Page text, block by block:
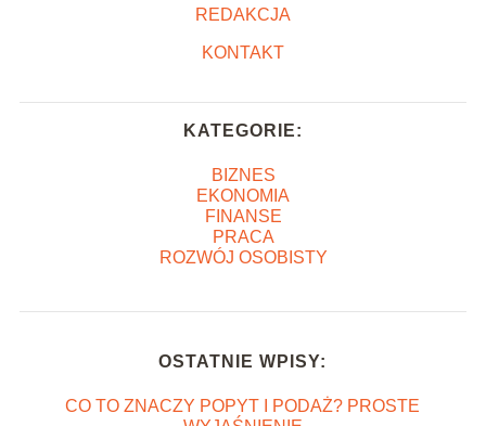
REDAKCJA
KONTAKT
KATEGORIE:
BIZNES
EKONOMIA
FINANSE
PRACA
ROZWÓJ OSOBISTY
OSTATNIE WPISY:
CO TO ZNACZY POPYT I PODAŻ? PROSTE